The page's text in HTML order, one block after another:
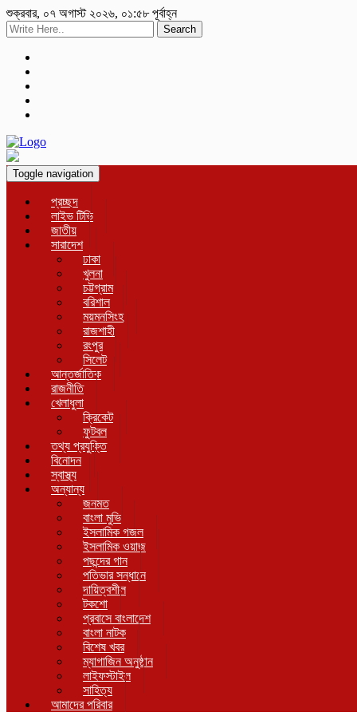
শুক্রবার, ০৭ অগাস্ট ২০২৬, ০১:৫৮ পূর্বাহ্ন
Search
Toggle navigation
প্রচ্ছদ
লাইভ টিভি
জাতীয়
সারাদেশ
ঢাকা
খুলনা
চট্টগ্রাম
বরিশাল
ময়মনসিংহ
রাজশাহী
রংপুর
সিলেট
আন্তর্জাতিক
রাজনীতি
খেলাধুলা
ক্রিকেট
ফুটবল
তথ্য প্রযুক্তি
বিনোদন
স্বাস্থ্য
অন্যান্য
জনমত
বাংলা মুভি
ইসলামিক গজল
ইসলামিক ওয়াজ
পছন্দের গান
পতিভার সন্ধানে
দায়িত্বশীল
টকশো
প্রবাসে বাংলাদেশ
বাংলা নাটক
বিশেষ খবর
ম্যাগাজিন অনুষ্ঠান
লাইফস্টাইল
সাহিত্য
আমাদের পরিবার